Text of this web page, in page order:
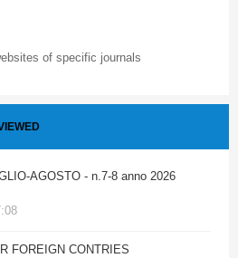
of specific journals
AGOSTO - n.7-8 anno 2026
FOREIGN CONTRIES